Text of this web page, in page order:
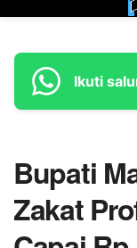
Ikuti
Bupati
Zakat